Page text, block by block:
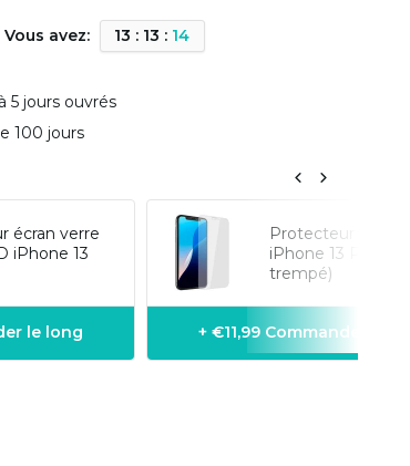
avez: 13 : 13 : 13
5 jours ouvrés
100 jours
écran verre
iPhone 13
le long
Protecteur
iPhone 13 Pro
trempé)
+ €11,99 Commander le